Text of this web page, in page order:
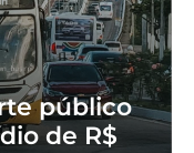
público
de R$